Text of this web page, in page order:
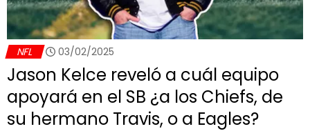
NFL 03/02/2025
Jason Kelce reveló a cuál equipo
apoyará en el SB ¿a los Chiefs, de
su hermano Travis, o a Eagles?